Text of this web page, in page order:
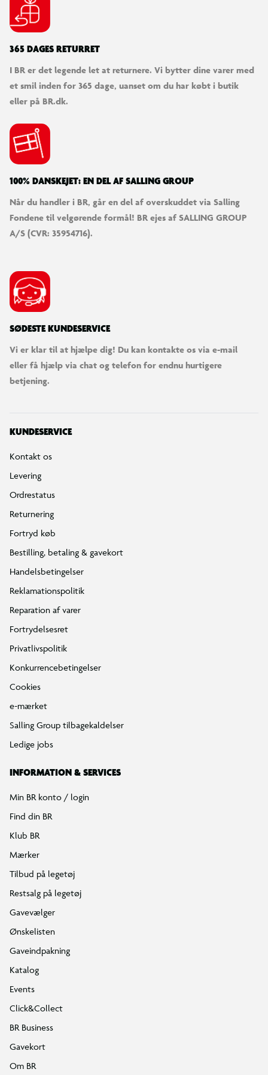
365 DAGES RETURRET
I BR er det legende let at returnere. Vi bytter dine varer med
et smil inden for 365 dage, uanset om du har købt i butik
eller på BR.dk.
100% DANSKEJET: EN DEL AF SALLING GROUP
Når du handler i BR, går en del af overskuddet via Salling
Fondene til velgørende formål! BR ejes af SALLING GROUP
A/S (CVR: 35954716).
SØDESTE KUNDESERVICE
Vi er klar til at hjælpe dig! Du kan kontakte os via e-mail
eller få hjælp via chat og telefon for endnu hurtigere
betjening.
KUNDESERVICE
Kontakt os
Levering
Ordrestatus
Returnering
Fortryd køb
Bestilling, betaling & gavekort
Handelsbetingelser
Reklamationspolitik
Reparation af varer
Fortrydelsesret
Privatlivspolitik
Konkurrencebetingelser
Cookies
e-mærket
Salling Group tilbagekaldelser
Ledige jobs
INFORMATION & SERVICES
Min BR konto / login
Find din BR
Klub BR
Mærker
Tilbud på legetøj
Restsalg på legetøj
Gavevælger
Ønskelisten
Gaveindpakning
Katalog
Events
Click&Collect
BR Business
Gavekort
Om BR